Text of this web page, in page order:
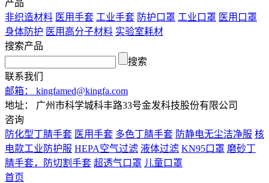
产品
非织造材料 医用手套 工业手套 防护口罩 工业口罩 医用口罩
身体防护 医用高分子材料 实验室耗材
搜索产品
搜索
联系我们
邮箱：
kingfamed@kingfa.com
地址：
广州市科学城科丰路33号金发科技股份有限公司
咨询
防化型丁腈手套 医用手套 多色丁腈手套 防静电无尘洁净服 核
电款工业防护服 HEPA空气过滤 液体过滤 KN95口罩 磨砂丁
腈手套，防切割手套 超透气口罩 儿童口罩
首页